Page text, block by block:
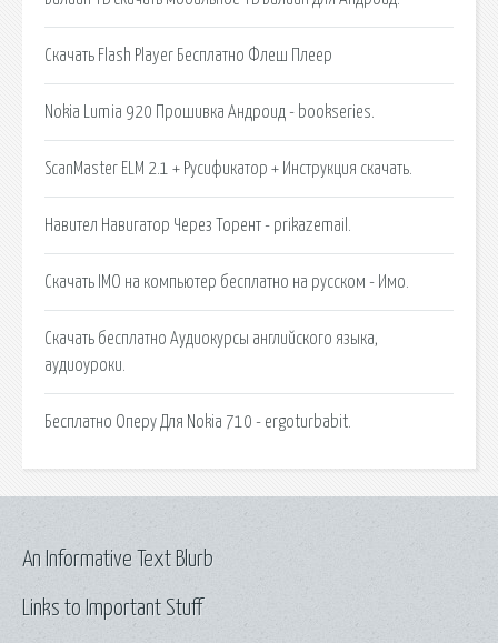
Скачать Flash Player Бесплатно Флеш Плеер
Nokia Lumia 920 Прошивка Андроид - bookseries.
ScanMaster ELM 2.1 + Русификатор + Инструкция скачать.
Навител Навигатор Через Торент - prikazemail.
Скачать IMO на компьютер бесплатно на русском - Имо.
Скачать бесплатно Аудиокурсы английского языка,
аудиоуроки.
Бесплатно Оперу Для Nokia 710 - ergoturbabit.
Links to Important Stuff
An Informative Text Blurb